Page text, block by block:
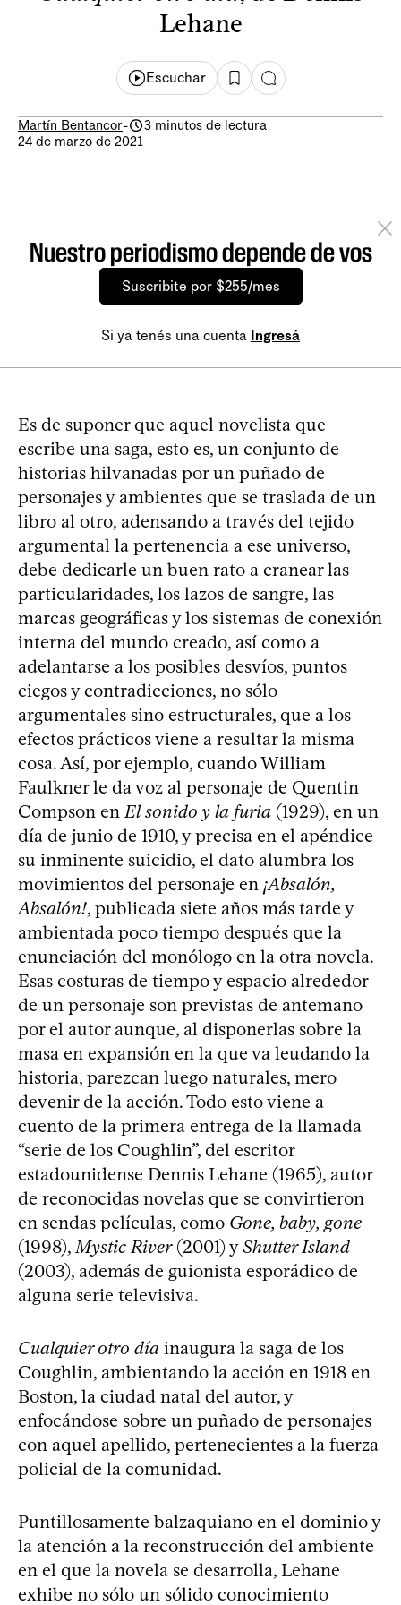
Lehane
Escuchar
Martín Bentancor-
3 minutos de lectura
24 de marzo de 2021
Nuestro periodismo depende de vos
Suscribite por $255/mes
Si ya tenés una cuenta Ingresá
Es de suponer que aquel novelista que
escribe una saga, esto es, un conjunto de
historias hilvanadas por un puñado de
personajes y ambientes que se traslada de un
libro al otro, adensando a través del tejido
argumental la pertenencia a ese universo,
debe dedicarle un buen rato a cranear las
particularidades, los lazos de sangre, las
marcas geográficas y los sistemas de conexión
interna del mundo creado, así como a
adelantarse a los posibles desvíos, puntos
ciegos y contradicciones, no sólo
argumentales sino estructurales, que a los
efectos prácticos viene a resultar la misma
cosa. Así, por ejemplo, cuando William
Faulkner le da voz al personaje de Quentin
Compson en El sonido y la furia (1929), en un
día de junio de 1910, y precisa en el apéndice
su inminente suicidio, el dato alumbra los
movimientos del personaje en ¡Absalón,
Absalón!, publicada siete años más tarde y
ambientada poco tiempo después que la
enunciación del monólogo en la otra novela.
Esas costuras de tiempo y espacio alrededor
de un personaje son previstas de antemano
por el autor aunque, al disponerlas sobre la
masa en expansión en la que va leudando la
historia, parezcan luego naturales, mero
devenir de la acción. Todo esto viene a
cuento de la primera entrega de la llamada
“serie de los Coughlin”, del escritor
estadounidense Dennis Lehane (1965), autor
de reconocidas novelas que se convirtieron
en sendas películas, como Gone, baby, gone
(1998), Mystic River(2001) y Shutter Island
(2003), además de guionista esporádico de
alguna serie televisiva.
Cualquier otro día inaugura la saga de los
Coughlin, ambientando la acción en 1918 en
Boston, la ciudad natal del autor, y
enfocándose sobre un puñado de personajes
con aquel apellido, pertenecientes a la fuerza
policial de la comunidad.
Puntillosamente balzaquiano en el dominio y
la atención a la reconstrucción del ambiente
en el que la novela se desarrolla, Lehane
exhibe no sólo un sólido conocimiento